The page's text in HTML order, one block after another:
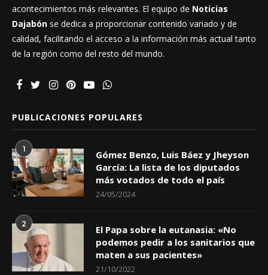
acontecimientos más relevantes. El equipo de Noticias
Dajabón se dedica a proporcionar contenido variado y de
calidad, facilitando el acceso a la información más actual tanto
de la región como del resto del mundo.
PUBLICACIONES POPULARES
1
Gómez Benzo, Luis Báez y Jheyson
García: La lista de los diputados
más votados de todo el país
24/05/2024
2
El Papa sobre la eutanasia: «No
podemos pedir a los sanitarios que
maten a sus pacientes»
21/10/2022